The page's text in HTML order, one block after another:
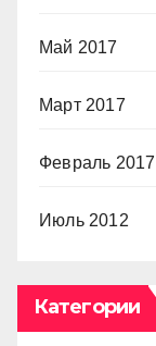
Май 2017
Март 2017
Февраль 2017
Июль 2012
Категории